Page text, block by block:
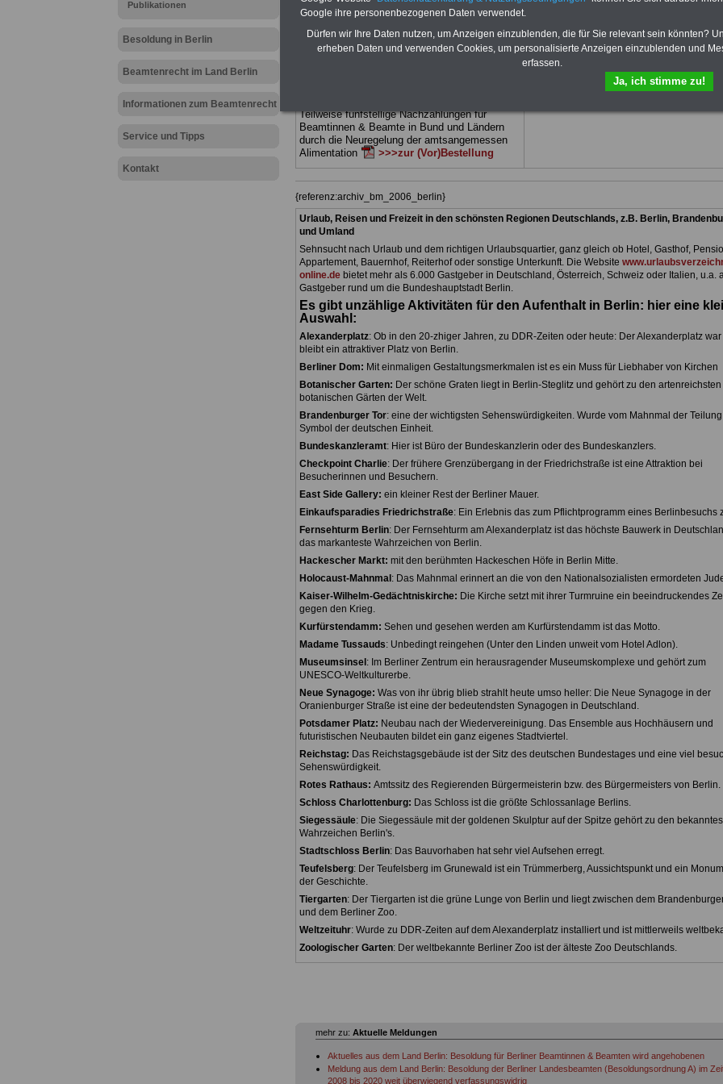
Publikationen
Besoldung in Berlin
Beamtenrecht im Land Berlin
Informationen zum Beamtenrecht
Service und Tipps
Kontakt
Ländern. Alle drei Ratgeber sind übersichtlich
gegliedert und erläutern auch komp-lizierte
Sachverhalte verständlich (auch für Mitarbei-
terinnen und Mitarbeiter des öffentlichen
Teilweise fünfstellige Nachzahlungen für
Beamtinnen & Beamte in Bund und Ländern
durch die Neuregelung der amtsangemessen
Alimentation
>>>zur (Vor)Bestellung
herunterladen, auch für Beschäftigte beim
Beamtenrecht, Besoldung, Beihilfe,
Beamtenversorgung, Rund ums Geld,
Nebentätigkeitsrecht, Frauen im öffentl.
und Berufseinstieg im öffentlichen
kann die eBooks herunterladen,
{referenz:archiv_bm_2006_berlin}
Urlaub, Reisen und Freizeit in den schönsten Regionen Deutschlands, z.B. Berlin,
und Umland
Sehnsucht nach Urlaub und dem richtigen Urlaubsquartier, ganz gleich ob Hotel, Gasthof,
Appartement, Bauernhof, Reiterhof oder sonstige Unterkunft. Die Website
online.debietet mehr als 6.000 Gastgeber in Deutschland, Österreich, Schweiz oder Italien, u.a.
Gastgeber rund um die Bundeshauptstadt Berlin.
Es gibt unzählige Aktivitäten für den Aufenthalt in Berlin: hier eine
Auswahl:
Alexanderplatz: Ob in den 20-zhiger Jahren, zu DDR-Zeiten oder heute: Der Alexanderplatz war
bleibt ein attraktiver Platz von Berlin.
Berliner Dom: Mit einmaligen Gestaltungsmerkmalen ist es ein Muss für Liebhaber von Kirchen
Botanischer Garten: Der schöne Graten liegt in Berlin-Steglitz und gehört zu den artenreichsten
botanischen Gärten der Welt.
Brandenburger Tor: eine der wichtigsten Sehenswürdigkeiten. Wurde vom Mahnmal der
Symbol der deutschen Einheit.
Bundeskanzleramt: Hier ist Büro der Bundeskanzlerin oder des Bundeskanzlers.
Checkpoint Charlie: Der frühere Grenzübergang in der Friedrichstraße ist eine Attraktion bei
Besucherinnen und Besuchern.
East Side Gallery: ein kleiner Rest der Berliner Mauer.
Einkaufsparadies Friedrichstraße: Ein Erlebnis das zum Pflichtprogramm eines Berlinbesuchs
Fernsehturm Berlin: Der Fernsehturm am Alexanderplatz ist das höchste Bauwerk in
das markanteste Wahrzeichen von Berlin.
Hackescher Markt: mit den berühmten Hackeschen Höfe in Berlin Mitte.
Holocaust-Mahnmal : Das Mahnmal erinnert an die von den Nationalsozialisten ermordeten
Kaiser-Wilhelm-Gedächtniskirche: Die Kirche setzt mit ihrer Turmruine ein beeindruckendes
gegen den Krieg.
Kurfürstendamm: Sehen und gesehen werden am Kurfürstendamm ist das Motto.
Madame Tussauds: Unbedingt reingehen (Unter den Linden unweit vom Hotel Adlon).
Museumsinsel : Im Berliner Zentrum ein herausragender Museumskomplexe und gehört zum
UNESCO-Weltkulturerbe.
Neue Synagoge: Was von ihr übrig blieb strahlt heute umso heller: Die Neue Synagoge in der
Oranienburger Straße ist eine der bedeutendsten Synagogen in Deutschland.
Potsdamer Platz: Neubau nach der Wiedervereinigung. Das Ensemble aus Hochhäusern und
futuristischen Neubauten bildet ein ganz eigenes Stadtviertel.
Reichstag: Das Reichstagsgebäude ist der Sitz des deutschen Bundestages und eine viel
Sehenswürdigkeit.
Rotes Rathaus: Amtssitz des Regierenden Bürgermeisterin bzw. des Bürgermeisters von Berlin.
Schloss Charlottenburg: Das Schloss ist die größte Schlossanlage Berlins.
Siegessäule: Die Siegessäule mit der goldenen Skulptur auf der Spitze gehört zu den
Wahrzeichen Berlin's.
Stadtschloss Berlin: Das Bauvorhaben hat sehr viel Aufsehen erregt.
Teufelsberg: Der Teufelsberg im Grunewald ist ein Trümmerberg, Aussichtspunkt und ein
der Geschichte.
Tiergarten: Der Tiergarten ist die grüne Lunge von Berlin und liegt zwischen dem
und dem Berliner Zoo.
Weltzeituhr: Wurde zu DDR-Zeiten auf dem Alexanderplatz installiert und ist mittlerweils
Zoologischer Garten: Der weltbekannte Berliner Zoo ist der älteste Zoo Deutschlands.
mehr zu: Aktuelle Meldungen
Aktuelles aus dem Land Berlin: Besoldung für Berliner Beamtinnen & Beamten wird angehobenen
Meldung aus dem Land Berlin: Besoldung der Berliner Landesbeamten (Besoldungsordnung A) im
Google ihre personenbezogenen Daten verwendet.
Dürfen wir Ihre Daten nutzen, um Anzeigen einzublenden, die für Sie relevant sein könnten?
erheben Daten und verwenden Cookies, um personalisierte Anzeigen einzublenden und
erfassen.
Ja, ich stimme zu!